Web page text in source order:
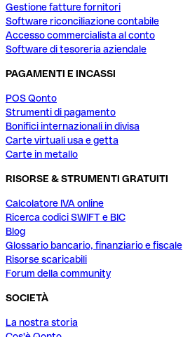
Gestione fatture fornitori
Software riconciliazione contabile
Accesso commercialista al conto
Software di tesoreria aziendale
PAGAMENTI E INCASSI
POS Qonto
Strumenti di pagamento
Bonifici internazionali in divisa
Carte virtuali usa e getta
Carte in metallo
RISORSE & STRUMENTI GRATUITI
Calcolatore IVA online
Ricerca codici SWIFT e BIC
Blog
Glossario bancario, finanziario e fiscale
Risorse scaricabili
Forum della community
SOCIETÀ
La nostra storia